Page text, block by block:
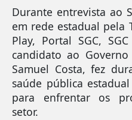
Durante entrevista ao
em rede estadual pela
Play, Portal SGC,
candidato ao
Samuel Costa, fez
saúde pública
para enfrentar os
setor.